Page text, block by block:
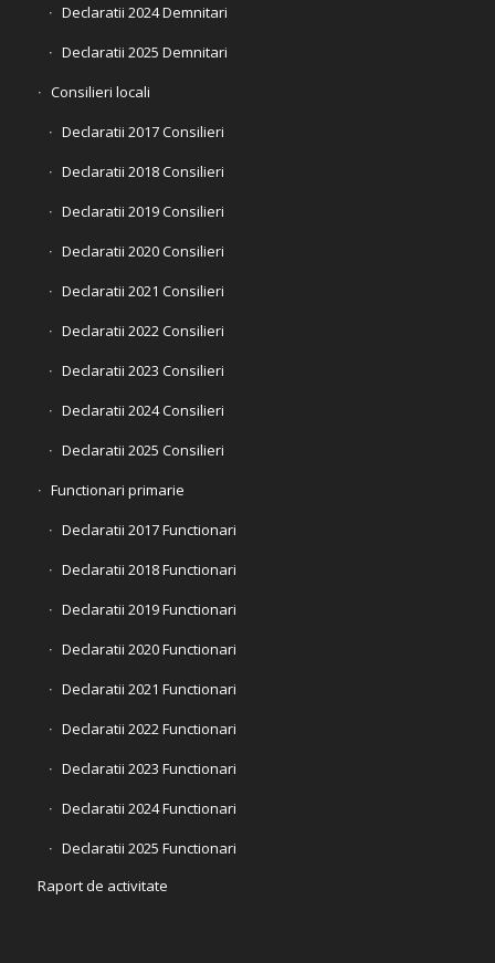
Declaratii 2024 Demnitari
Declaratii 2025 Demnitari
Consilieri locali
Declaratii 2017 Consilieri
Declaratii 2018 Consilieri
Declaratii 2019 Consilieri
Declaratii 2020 Consilieri
Declaratii 2021 Consilieri
Declaratii 2022 Consilieri
Declaratii 2023 Consilieri
Declaratii 2024 Consilieri
Declaratii 2025 Consilieri
Functionari primarie
Declaratii 2017 Functionari
Declaratii 2018 Functionari
Declaratii 2019 Functionari
Declaratii 2020 Functionari
Declaratii 2021 Functionari
Declaratii 2022 Functionari
Declaratii 2023 Functionari
Declaratii 2024 Functionari
Declaratii 2025 Functionari
Raport de activitate